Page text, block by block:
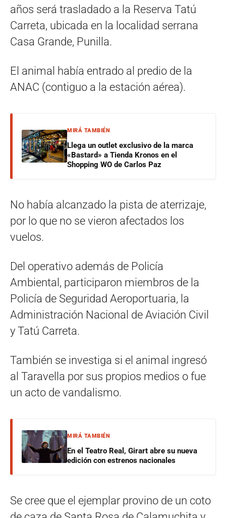
años será trasladado a la Reserva Tatú
Carreta, ubicada en la localidad serrana
Casa Grande, Punilla.
El animal había entrado al predio de la
ANAC (contiguo a la estación aérea).
MIRÁ TAMBIÉN
Llega un outlet exclusivo de la marca
«Bastard» a Tienda Kronos en el
Shopping WO de Carlos Paz
No había alcanzado la pista de aterrizaje,
por lo que no se vieron afectados los
vuelos.
Del operativo además de Policía
Ambiental, participaron miembros de la
Policía de Seguridad Aeroportuaria, la
Administración Nacional de Aviación Civil
y Tatú Carreta.
También se investiga si el animal ingresó
al Taravella por sus propios medios o fue
un acto de vandalismo.
MIRÁ TAMBIÉN
En el Teatro Real, Girart abre su nueva
edición con estrenos nacionales
Se cree que el ejemplar provino de un coto